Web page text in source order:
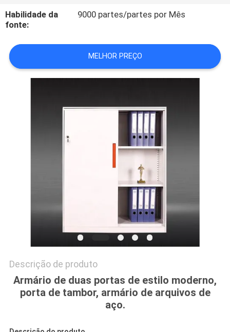
PEÇA
UMAS
CITAÇÕES
MAPA
Habilidade da
fonte:
9000 partes/partes por Mês
MELHOR PREÇO
Descrição de produto
Armário de duas portas de estilo moderno,
porta de tambor, armário de arquivos de
aço.